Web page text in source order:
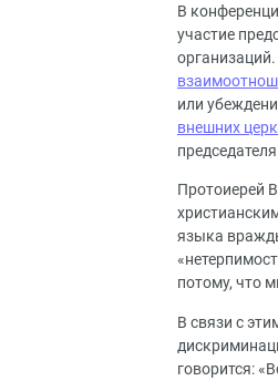
В
участие
или
внешних
председателя
Протоиерей
языка
потому, что
В связи с
говорится: